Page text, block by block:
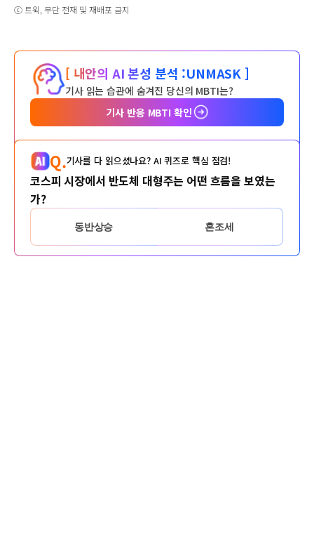
ⓒ 트윅, 무단 전재 및 재배포 금지
[ 내안의 AI 본성 분석 :UNMASK ]
기사 읽는 습관에 숨겨진 당신의 MBTI는?
기사 반응 MBTI 확인
Q.기사를 다 읽으셨나요? AI 퀴즈로 핵심 점검!
코스피 시장에서 반도체 대형주는 어떤 흐름을 보였는
가?
동반상승 혼조세